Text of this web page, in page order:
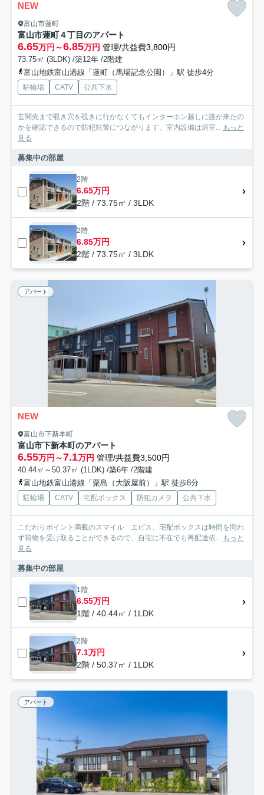
NEW
富山市蓮町
富山市蓮町４丁目のアパート
6.65万円～6.85万円 管理/共益費3,800円
73.75㎡ (3LDK) /築12年 /2階建
富山地鉄富山港線「蓮町（馬場記念公園）」駅 徒歩4分
駐輪場 CATV 公共下水
玄関先まで覗き穴を覗きに行かなくてもインターホン越しに誰が来たの
かを確認できるので防犯対策につながります。室内設備は浴室... もっと
見る
募集中の部屋
2階
6.65万円
2階 / 73.75㎡ / 3LDK
2階
6.85万円
2階 / 73.75㎡ / 3LDK
アパート
NEW
富山市下新本町
富山市下新本町のアパート
6.55万円～7.1万円 管理/共益費3,500円
40.44㎡～50.37㎡ (1LDK) /築6年 /2階建
富山地鉄富山港線「粟島（大阪屋前）」駅 徒歩8分
駐輪場 CATV 宅配ボックス 防犯カメラ 公共下水
こだわりポイント満載のスマイル エビス。宅配ボックスは時間を問わ
ず荷物を受け取ることができるので、自宅に不在でも再配達依... もっと
見る
募集中の部屋
1階
6.55万円
1階 / 40.44㎡ / 1LDK
2階
7.1万円
2階 / 50.37㎡ / 1LDK
アパート